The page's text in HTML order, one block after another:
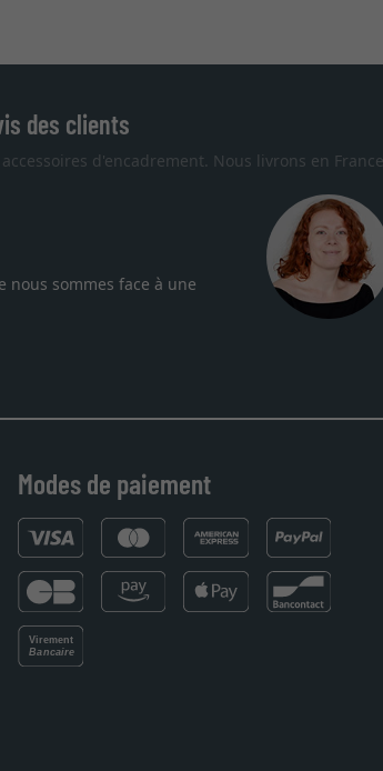
des clients
d'encadrement. Nous livrons en
sur mesure pour une lithographie, je suis
service et livraison dans les temps.
Modes de paiement